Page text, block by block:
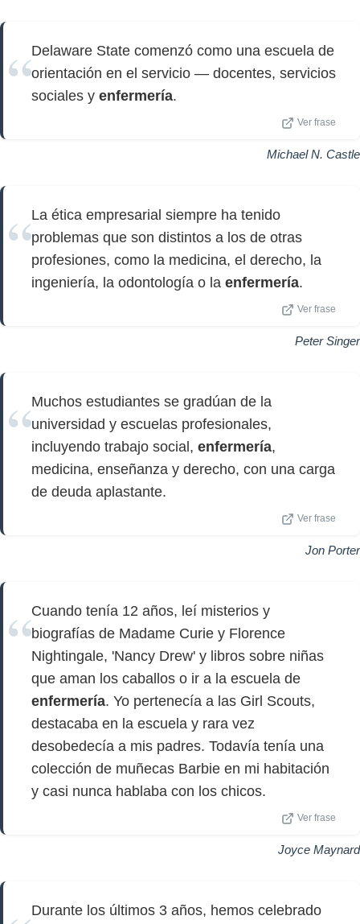
Delaware State comenzó como una escuela de
orientación en el servicio — docentes, servicios
sociales y enfermería.
Ver frase
Michael N. Castle
La ética empresarial siempre ha tenido
problemas que son distintos a los de otras
profesiones, como la medicina, el derecho, la
ingeniería, la odontología o la enfermería.
Ver frase
Peter Singer
Muchos estudiantes se gradúan de la
universidad y escuelas profesionales,
incluyendo trabajo social, enfermería,
medicina, enseñanza y derecho, con una carga
de deuda aplastante.
Ver frase
Jon Porter
Cuando tenía 12 años, leí misterios y
biografías de Madame Curie y Florence
Nightingale, 'Nancy Drew' y libros sobre niñas
que aman los caballos o ir a la escuela de
enfermería. Yo pertenecía a las Girl Scouts,
destacaba en la escuela y rara vez
desobedecía a mis padres. Todavía tenía una
colección de muñecas Barbie en mi habitación
y casi nunca hablaba con los chicos.
Ver frase
Joyce Maynard
Durante los últimos 3 años, hemos celebrado